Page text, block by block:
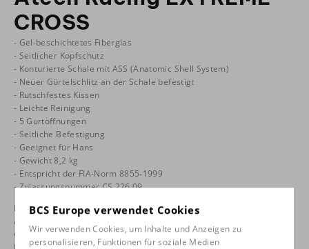
BCS Europe verwendet Cookies
Wir verwenden Cookies, um Inhalte und Anzeigen zu
personalisieren, Funktionen für soziale Medien
CROSS
- Gel-beschichtetes Fiberglas
- Seitlicher Kopfschutz
- Konturierte Schale mit ASS (Anatomic Shell System)
- Neuer Gürtelschlitz an der Schale befestigt
- Rutschfestes Kissen
- Leichte Reinigung
- 5 Gurtöffnungen
- Seitliche Befestigung
- Geeignet für Hans
- Gewicht 8,2 kg
- Entspricht der FIA-Norm 8855-1999
- Zulassungsnummer CS.226.09
Der Extreme Cross Rennsitz von Atech Racing ist ideal für
Autocrosser und wird von vielen führenden Buggy-Herstellern
verwendet. Leicht zu reinigen dank seiner doppelten Gel-